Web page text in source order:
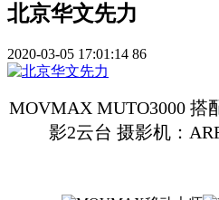
北京华文先力
2020-03-05 17:01:14 86
MOVMAX MUTO3000 搭
影2云台 摄影机：